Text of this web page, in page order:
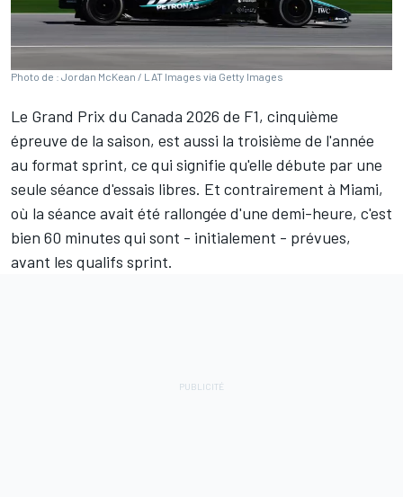
Photo de : Jordan McKean / LAT Images via Getty Images
Le Grand Prix du Canada 2026 de F1, cinquième
épreuve de la saison, est aussi la troisième de l'année
au format sprint, ce qui signifie qu'elle débute par une
seule séance d'essais libres. Et contrairement à Miami,
où la séance avait été rallongée d'une demi-heure, c'est
bien 60 minutes qui sont - initialement - prévues,
avant les qualifs sprint.